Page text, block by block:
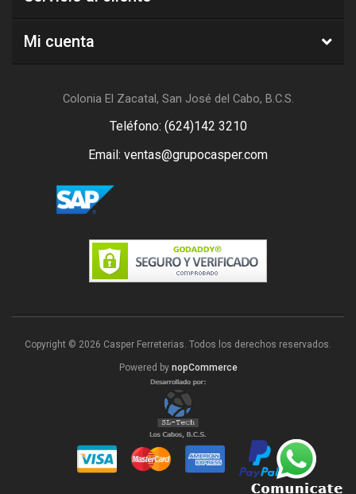
Mi cuenta
Colonia El Zacatal, San José del Cabo, B.C.S.
Teléfono: (624)142 3210
Email: ventas@grupocasper.com
Copyright © 2026 Casper Ferreterias. Todos los derechos reservados.
Powered by nopCommerce